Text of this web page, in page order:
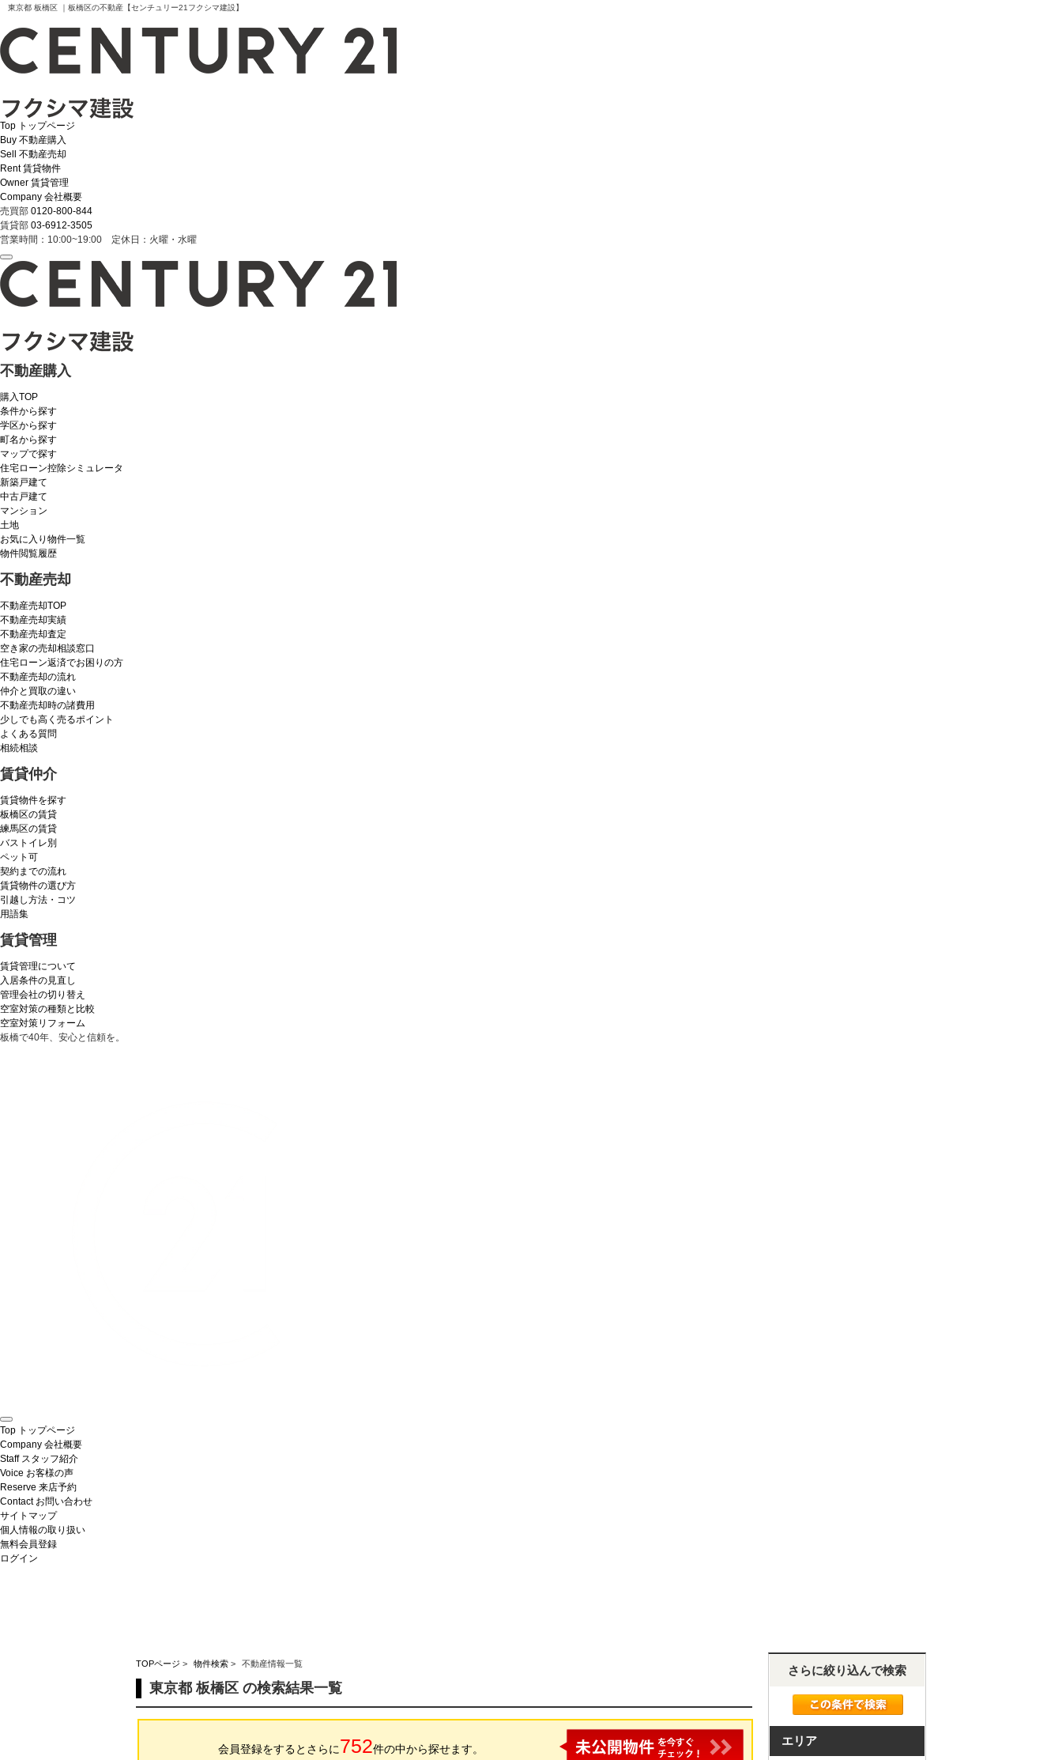
東京都 板橋区 ｜板橋区の不動産【センチュリー21フクシマ建設】
Top トップページ
Buy 不動産購入
Sell
不動産売却
Rent 賃貸物件
Owner 賃貸管理
Company 会社概要
売買部 0120-800-844
賃貸部 03-6912-3505
営業時間：10:00~19:00 定休日：火曜・水曜
不動産購入
購入TOP
条件から探す
学区から探す
町名から探す
マップで探す
住宅ローン控除シミュレータ
新築戸建て
中古戸建て
マンション
土地
お気に入り物件一覧
物件閲覧履歴
不動産売却
不動産売却TOP
不動産売却実績
不動産売却査定
空き家の売却相談窓口
住宅ローン返済でお困りの方
不動産売却の流れ
仲介と買取の違い
不動産売却時の諸費用
少しでも高く売るポイント
よくある質問
相続相談
賃貸仲介
賃貸物件を探す
板橋区の賃貸
練馬区の賃貸
バストイレ別
ペット可
契約までの流れ
賃貸物件の選び方
引越し方法・コツ
用語集
賃貸管理
賃貸管理について
入居条件の見直し
管理会社の切り替え
空室対策の種類と比較
空室対策リフォーム
板橋で40年、安心と信頼を。
Top トップページ
Company 会社概要
Staff スタッフ紹介
Voice お客様の声
Reserve 来店予約
Contact お問い合わせ
サイトマップ
個人情報の取り扱い
無料会員登録
ログイン
TOPページ > 物件検索 > 不動産情報一覧
東京都 板橋区 の検索結果一覧
会員登録をするとさらに752件の中から探せます。
さらに絞り込んで検索
エリア